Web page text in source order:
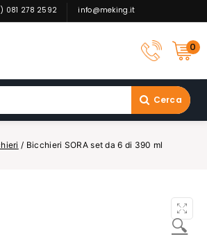
081 278 2592 info@meking.it
0
Cerca
/ Bicchieri SORA set da 6 di 390 ml
🔍